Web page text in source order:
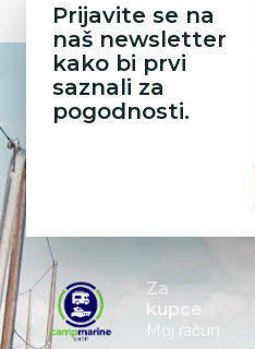
Prijavite se na
naš newsletter
kako bi prvi
saznali za
pogodnosti.
Za
kupce
Moj račun